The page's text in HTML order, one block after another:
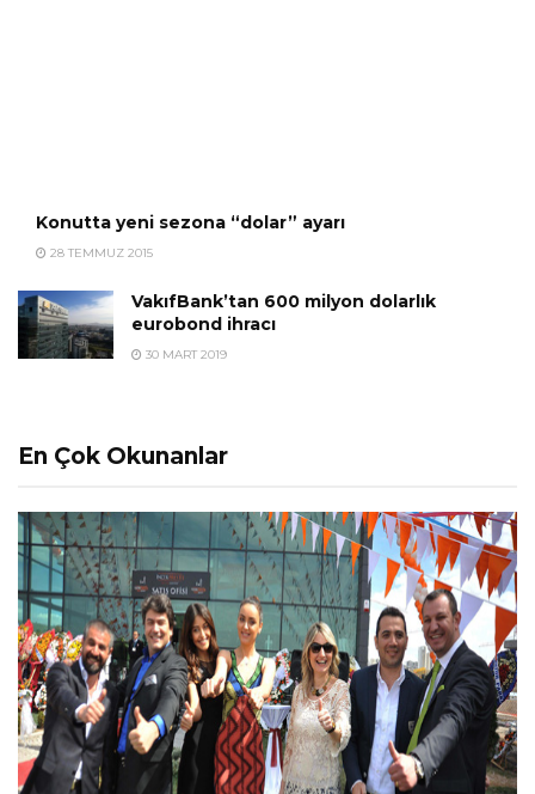
Konutta yeni sezona “dolar” ayarı
28 TEMMUZ 2015
VakıfBank’tan 600 milyon dolarlık
eurobond ihracı
30 MART 2019
En Çok Okunanlar